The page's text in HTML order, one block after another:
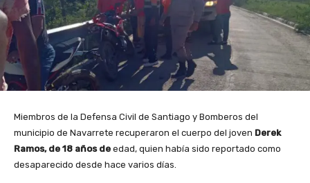
Miembros de la Defensa Civil de Santiago y Bomberos del
municipio de Navarrete recuperaron el cuerpo del joven Derek
Ramos, de 18 años de edad, quien había sido reportado como
desaparecido desde hace varios días.